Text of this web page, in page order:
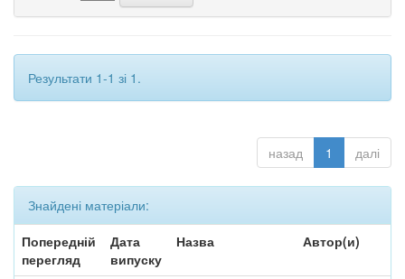
Результати 1-1 зі 1.
назад 1 далі
Знайдені матеріали:
Попередній
перегляд
Дата
випуску
Назва Автор(и)